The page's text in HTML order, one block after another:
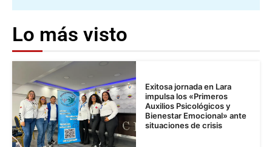
Lo más visto
Exitosa jornada en Lara
impulsa los «Primeros
Auxilios Psicológicos y
Bienestar Emocional» ante
situaciones de crisis